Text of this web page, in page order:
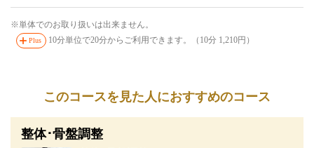
※単体でのお取り扱いは出来ません。
Plus 10分単位で20分からご利用できます。（10分 1,210円）
このコースを見た人におすすめのコース
整体･骨盤調整